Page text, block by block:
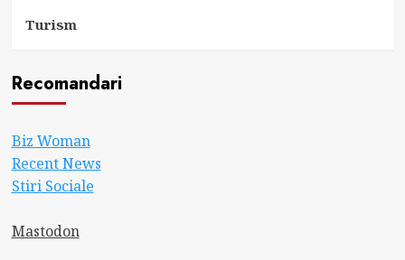
Turism
Recomandari
Biz Woman
Recent News
Stiri Sociale
Mastodon